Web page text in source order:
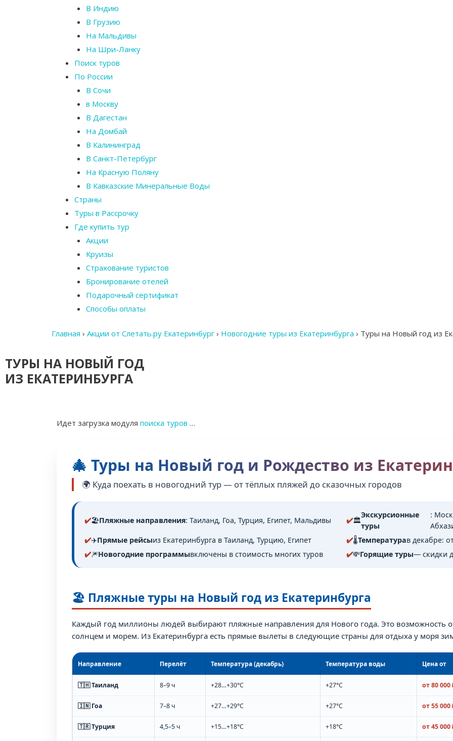
В Индию
В Грузию
На Мальдивы
На Шри-Ланку
Поиск туров
По России
В Сочи
в Москву
В Дагестан
На Домбай
В Калининград
В Санкт-Петербург
На Красную Поляну
В Кавказские Минеральные Воды
Страны
Туры в Рассрочку
Где купить тур
Акции
Круизы
Страхование туристов
Бронирование отелей
Подарочный сертификат
Способы оплаты
Главная › Акции от Слетать.ру Екатеринбург › Новогодние туры из Екатеринбурга › Туры на Новый год из
ТУРЫ НА НОВЫЙ ГОД
ИЗ ЕКАТЕРИНБУРГА
Идет загрузка модуля поиска туров …
🎄 Туры на Новый год и Рождество из
🌍 Куда поехать в новогодний тур — от тёплых пляжей до сказочных городов
🏖️Пляжные направления: Таиланд, Гоа, Турция, Египет, Мальдивы 🏛️
Экскурсионные
туры
:
✈️Прямые рейсыиз Екатеринбурга в Таиланд, Турцию, Египет 🌡️Температурав декабре:
🎆Новогодние программывключены в стоимость многих туров 💸Горящие туры— скидки
🏖️ Пляжные туры на Новый год из Екатеринбурга
Каждый год миллионы людей выбирают пляжные направления для Нового года. Это возможность
солнцем и морем. Из Екатеринбурга есть прямые вылеты в следующие страны для отдыха у моря
Направление Перелёт Температура (декабрь) Температура воды Цена от
🇹🇭 Таиланд 8–9 ч +28…+30°C +27°C от 80 000
🇮🇳 Гоа 7–8 ч +27…+29°C +27°C от 55 000
🇹🇷 Турция 4,5–5 ч +15…+18°C +18°C от 45 000